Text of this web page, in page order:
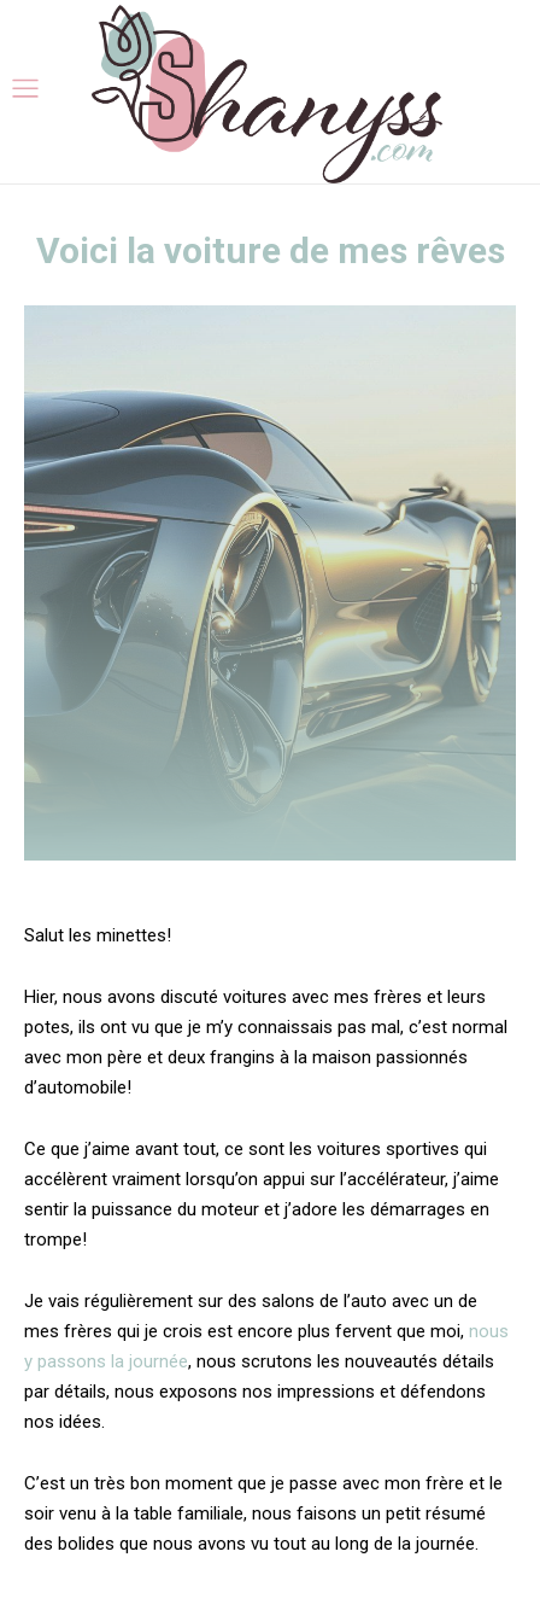
Voici la voiture de mes rêves
Salut les minettes!
Hier, nous avons discuté voitures avec mes frères et leurs
potes, ils ont vu que je m’y connaissais pas mal, c’est normal
avec mon père et deux frangins à la maison passionnés
d’automobile!
Ce que j’aime avant tout, ce sont les voitures sportives qui
accélèrent vraiment lorsqu’on appui sur l’accélérateur, j’aime
sentir la puissance du moteur et j’adore les démarrages en
trompe!
Je vais régulièrement sur des salons de l’auto avec un de
mes frères qui je crois est encore plus fervent que moi, nous
y passons la journée, nous scrutons les nouveautés détails
par détails, nous exposons nos impressions et défendons
nos idées.
C’est un très bon moment que je passe avec mon frère et le
soir venu à la table familiale, nous faisons un petit résumé
des bolides que nous avons vu tout au long de la journée.